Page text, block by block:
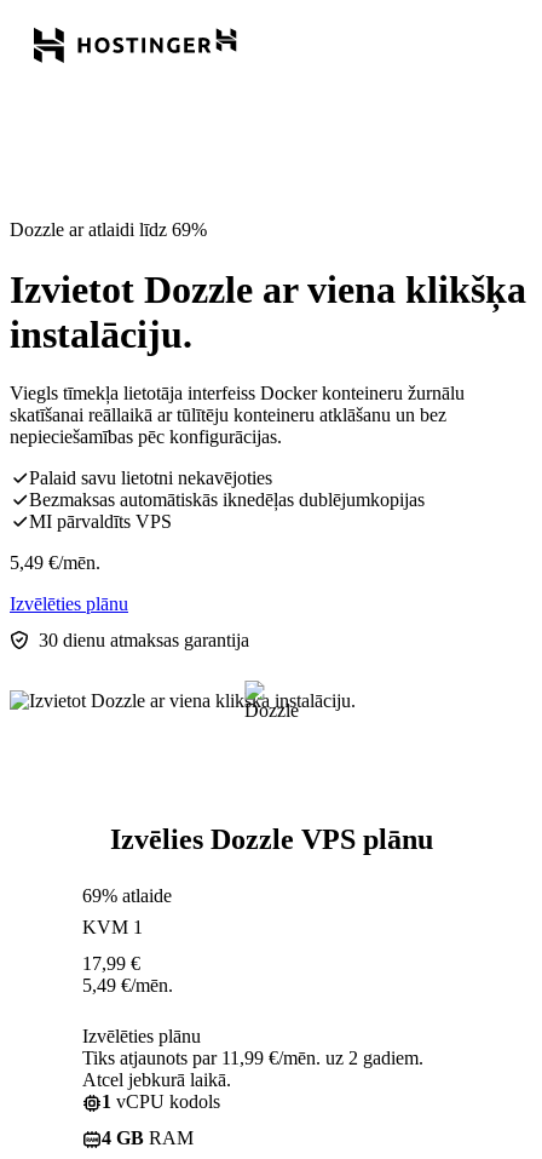
Dozzle ar atlaidi līdz 69%
Izvietot Dozzle ar viena klikšķa
instalāciju.
Viegls tīmekļa lietotāja interfeiss Docker konteineru žurnālu
skatīšanai reāllaikā ar tūlītēju konteineru atklāšanu un bez
nepieciešamības pēc konfigurācijas.
Palaid savu lietotni nekavējoties
Bezmaksas automātiskās iknedēļas dublējumkopijas
MI pārvaldīts VPS
5,49 €/mēn.
Izvēlēties plānu
30 dienu atmaksas garantija
Izvēlies Dozzle VPS plānu
69% atlaide
KVM 1
17,99 €
5,49 €/mēn.
Izvēlēties plānu
Tiks atjaunots par 11,99 €/mēn. uz 2 gadiem.
Atcel jebkurā laikā.
1 vCPU kodols
4 GB RAM